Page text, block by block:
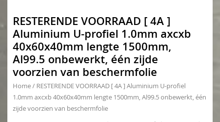
RESTERENDE VOORRAAD [ 4A ]
Aluminium U-profiel 1.0mm axcxb
40x60x40mm lengte 1500mm,
Al99.5 onbewerkt, één zijde
voorzien van beschermfolie
Home/ RESTERENDE VOORRAAD [ 4A ] Aluminium U-profiel
1.0mm axcxb 40x60x40mm lengte 1500mm, Al99.5 onbewerkt, één
zijde voorzien van beschermfolie